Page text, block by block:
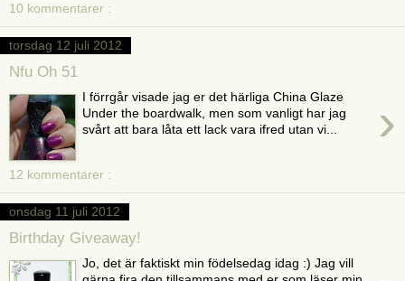
10 kommentarer :
torsdag 12 juli 2012
Nfu Oh 51
›
I förrgår visade jag er det härliga China Glaze
Under the boardwalk, men som vanligt har jag
svårt att bara låta ett lack vara ifred utan vi...
12 kommentarer :
onsdag 11 juli 2012
Birthday Giveaway!
Jo, det är faktiskt min födelsedag idag :) Jag vill